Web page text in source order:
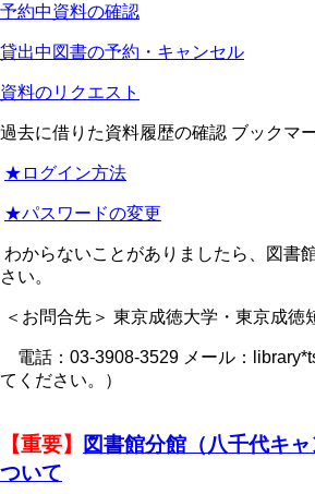
予約中資料の確認
貸出中図書の予約・キャンセル
資料のリクエスト
過去に借りた資料履歴の確認 ブックマ
★ログイン方法
★パスワードの変更
わからないことがありましたら、図書
さい。
＜お問合先＞ 東京成徳大学・東京成徳
電話：03-3908-3529 メール：
てください。）
【重要】
図書館分館（八千代キ
ついて